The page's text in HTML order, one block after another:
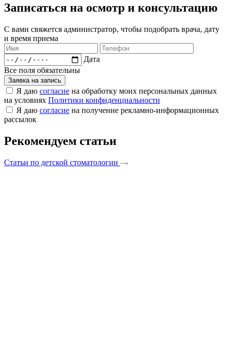
Записаться на осмотр и консультацию​
С вами свяжется администратор, чтобы подобрать врача, дату
и время приема​
Дата
Все поля обязательны
Заявка на запись
Я даю согласие на обработку моих персональных данных
на условиях Политики конфиденциальности
Я даю согласие на получение рекламно-информационных
рассылок
Рекомендуем статьи
Статьи по детской стоматологии